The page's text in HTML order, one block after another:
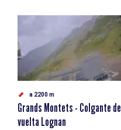
a 2200 m
Grands Montets - Colgante de
vuelta Lognan